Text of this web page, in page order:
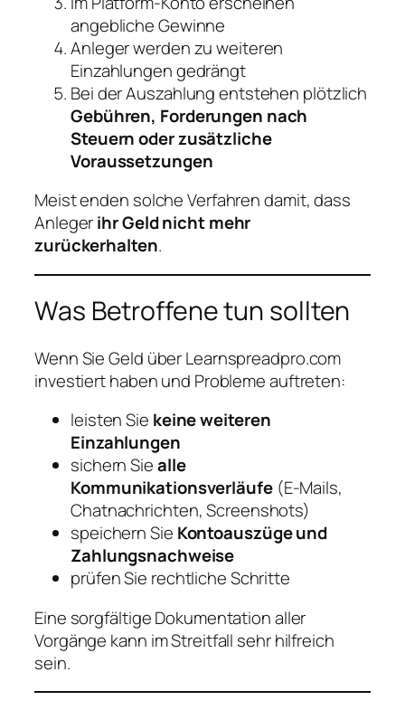
angebliche Gewinne
Anleger werden zu weiteren
Einzahlungen gedrängt
Bei der Auszahlung entstehen plötzlich
Gebühren, Forderungen nach
Steuern oder zusätzliche
Voraussetzungen
Meist enden solche Verfahren damit, dass
Anlegerihr Geld nicht mehr
zurückerhalten.
Was Betroffene tun sollten
Wenn Sie Geld über Learnspreadpro.com
investiert haben und Probleme auftreten:
leisten Sie keine weiteren
Einzahlungen
sichern Siealle
Kommunikationsverläufe(E‑Mails,
Chatnachrichten, Screenshots)
speichern Sie Kontoauszüge und
Zahlungsnachweise
prüfen Sie rechtliche Schritte
Eine sorgfältige Dokumentation aller
Vorgänge kann im Streitfall sehr hilfreich
sein.